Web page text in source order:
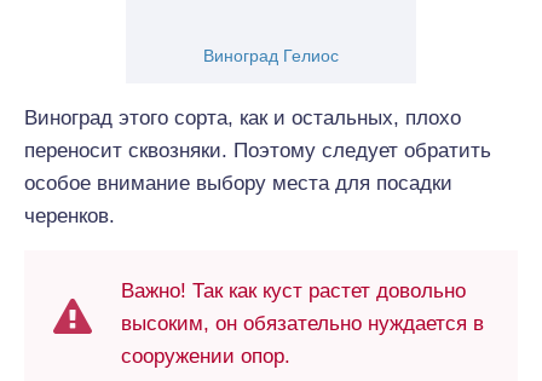
Виноград Гелиос
Виноград этого сорта, как и остальных, плохо
переносит сквозняки. Поэтому следует обратить
особое внимание выбору места для посадки
черенков.
Важно! Так как куст растет довольно
высоким, он обязательно нуждается в
сооружении опор.